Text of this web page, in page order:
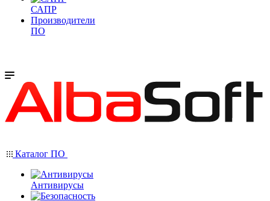
САПР
Производители
ПО
Каталог ПО
Антивирусы